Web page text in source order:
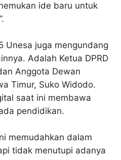
ide baru untuk
Unesa juga mengundang
Adalah Ketua DPRD
Anggota Dewan
Timur, Suko Widodo.
saat ini membawa
pendidikan.
memudahkan dalam
tidak menutupi adanya